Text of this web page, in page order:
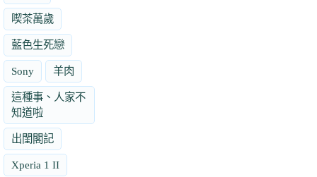
喫茶萬歲
藍色生死戀
Sony 羊肉
這種事、人家不
知道啦
出閨閣記
Xperia 1 II